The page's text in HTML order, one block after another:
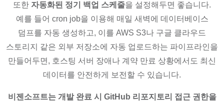
또한 자동화된 정기 백업 스케줄을 설정해두면 좋습니다.
예를 들어 cron job을 이용해 매일 새벽에 데이터베이스
덤프를 자동 생성하고, 이를 AWS S3나 구글 클라우드
스토리지 같은 외부 저장소에 자동 업로드하는 파이프라인을
만들어두면, 호스팅 서버 장애나 계약 만료 상황에서도 최신
데이터를 안전하게 보전할 수 있습니다.
비젠소프트는 개발 완료 시 GitHub 리포지토리 접근 권한을